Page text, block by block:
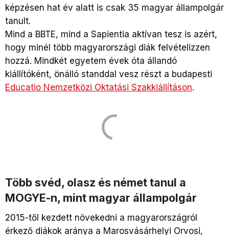
képzésen hat év alatt is csak 35 magyar állampolgár
tanult.
Mind a BBTE, mind a Sapientia aktívan tesz is azért,
hogy minél több magyarországi diák felvételizzen
hozzá. Mindkét egyetem évek óta állandó
kiállítóként, önálló standdal vesz részt a budapesti
Educatio Nemzetközi Oktatási Szakkiállításon.
Több svéd, olasz és német tanul a
MOGYE-n, mint magyar állampolgár
2015-től kezdett növekedni a magyarországról
érkező diákok aránya a Marosvásárhelyi Orvosi,